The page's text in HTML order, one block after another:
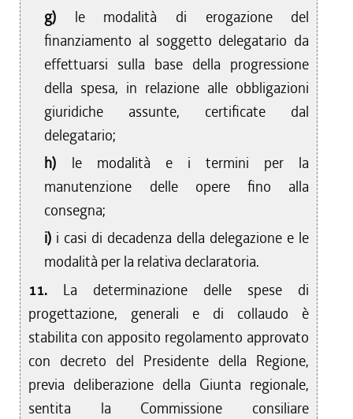
g) le modalità di erogazione del
finanziamento al soggetto delegatario da
effettuarsi sulla base della progressione
della spesa, in relazione alle obbligazioni
giuridiche assunte, certificate dal
delegatario;
h) le modalità e i termini per la
manutenzione delle opere fino alla
consegna;
i) i casi di decadenza della delegazione e le
modalità per la relativa declaratoria.
11. La determinazione delle spese di
progettazione, generali e di collaudo è
stabilita con apposito regolamento approvato
con decreto del Presidente della Regione,
previa deliberazione della Giunta regionale,
sentita la Commissione consiliare